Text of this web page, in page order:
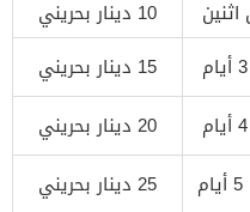
10 دينار بحريني
15 دينار بحريني
20 دينار بحريني
25 دينار بحريني